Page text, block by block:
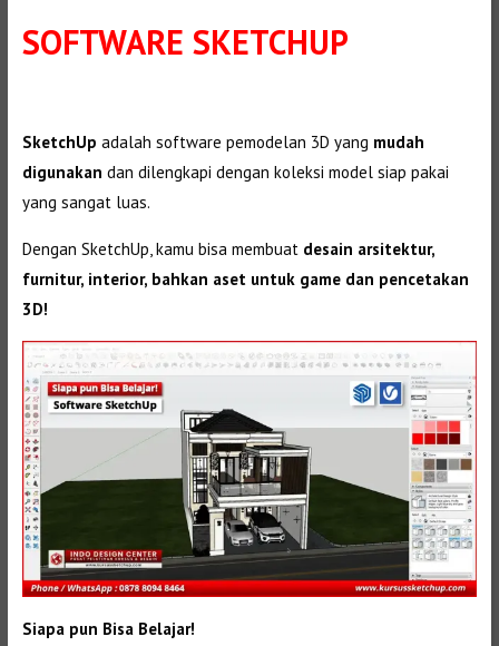
SOFTWARE SKETCHUP
SketchUp adalah software pemodelan 3D yang mudah
digunakan dan dilengkapi dengan koleksi model siap pakai
yang sangat luas.
Dengan SketchUp, kamu bisa membuat desain arsitektur,
furnitur, interior, bahkan aset untuk game dan pencetakan
3D!
Siapa pun Bisa Belajar!